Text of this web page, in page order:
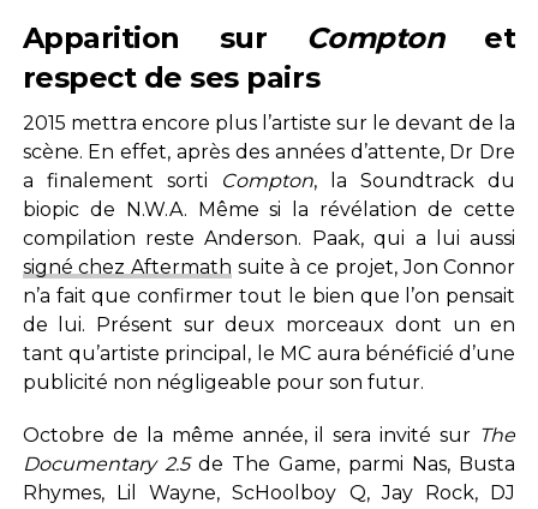
Apparition sur Compton et
respect de ses pairs
2015 mettra encore plus l’artiste sur le devant de la
scène. En effet, après des années d’attente, Dr Dre
a finalement sorti
Compton, la Soundtrack du
biopic de N.W.A. Même si la révélation de cette
compilation reste Anderson. Paak, qui a lui aussi
signé chez Aftermath suite à ce projet, Jon Connor
n’a fait que confirmer tout le bien que l’on pensait
de lui. Présent sur deux morceaux dont un en
tant qu’artiste principal, le MC aura bénéficié d’une
publicité non négligeable pour son futur.
Octobre de la même année, il sera invité sur The
Documentary 2.5de The Game, parmi Nas, Busta
Rhymes, Lil Wayne, ScHoolboy Q, Jay Rock, DJ